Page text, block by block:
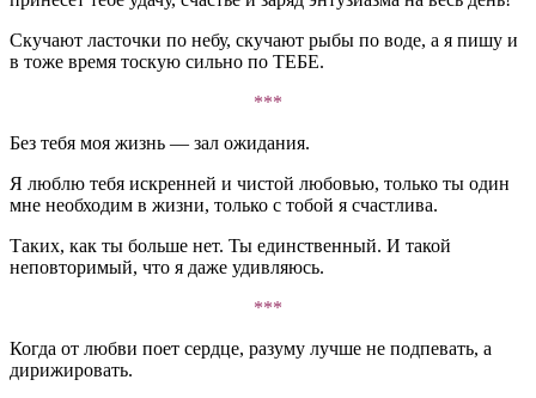
Скучают ласточки по небу, скучают рыбы по воде, а я пишу и
в тоже время тоскую сильно по ТЕБЕ.
***
Без тебя моя жизнь — зал ожидания.
Я люблю тебя искренней и чистой любовью, только ты один
мне необходим в жизни, только с тобой я счастлива.
Таких, как ты больше нет. Ты единственный. И такой
неповторимый, что я даже удивляюсь.
***
Когда от любви поет сердце, разуму лучше не подпевать, а
дирижировать.